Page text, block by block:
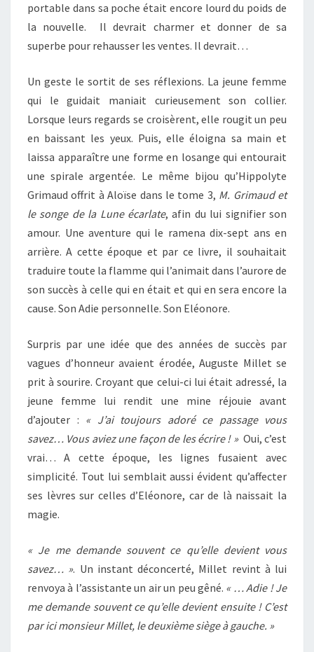
portable dans sa poche était encore lourd du poids de
la nouvelle. Il devrait charmer et donner de sa
superbe pour rehausser les ventes. Il devrait…
Un geste le sortit de ses réflexions. La jeune femme
qui le guidait maniait curieusement son collier.
Lorsque leurs regards se croisèrent, elle rougit un peu
en baissant les yeux. Puis, elle éloigna sa main et
laissa apparaître une forme en losange qui entourait
une spirale argentée. Le même bijou qu’Hippolyte
Grimaud offrit à Aloïse dans le tome 3, M. Grimaud et
le songe de la Lune écarlate, afin du lui signifier son
amour. Une aventure qui le ramena dix-sept ans en
arrière. A cette époque et par ce livre, il souhaitait
traduire toute la flamme qui l’animait dans l’aurore de
son succès à celle qui en était et qui en sera encore la
cause. Son Adie personnelle. Son Eléonore.
Surpris par une idée que des années de succès par
vagues d’honneur avaient érodée, Auguste Millet se
prit à sourire. Croyant que celui-ci lui était adressé, la
jeune femme lui rendit une mine réjouie avant
d’ajouter : « J’ai toujours adoré ce passage vous
savez… Vous aviez une façon de les écrire ! »Oui, c’est
vrai… A cette époque, les lignes fusaient avec
simplicité. Tout lui semblait aussi évident qu’affecter
ses lèvres sur celles d’Eléonore, car de là naissait la
magie.
« Je me demande souvent ce qu’elle devient vous
savez… ». Un instant déconcerté, Millet revint à lui
renvoya à l’assistante un air un peu gêné. « … Adie ! Je
me demande souvent ce qu’elle devient ensuite ! C’est
par ici monsieur Millet, le deuxième siège à gauche. »